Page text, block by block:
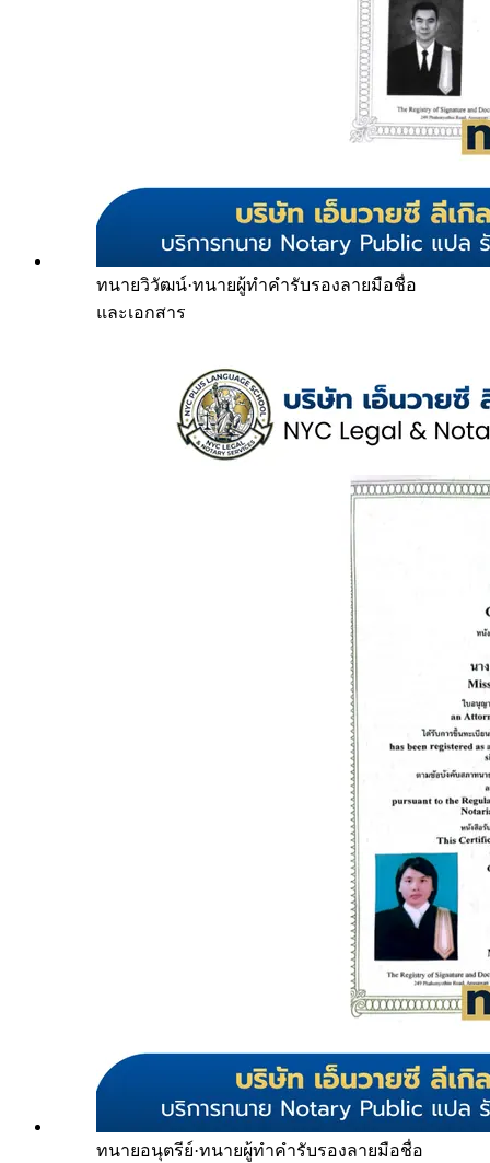
ทนายวิวัฒน์·ทนายผู้ทำคำรับรองลายมือชื่อ
และเอกสาร
ทนายอนุตรีย์·ทนายผู้ทำคำรับรองลายมือชื่อ